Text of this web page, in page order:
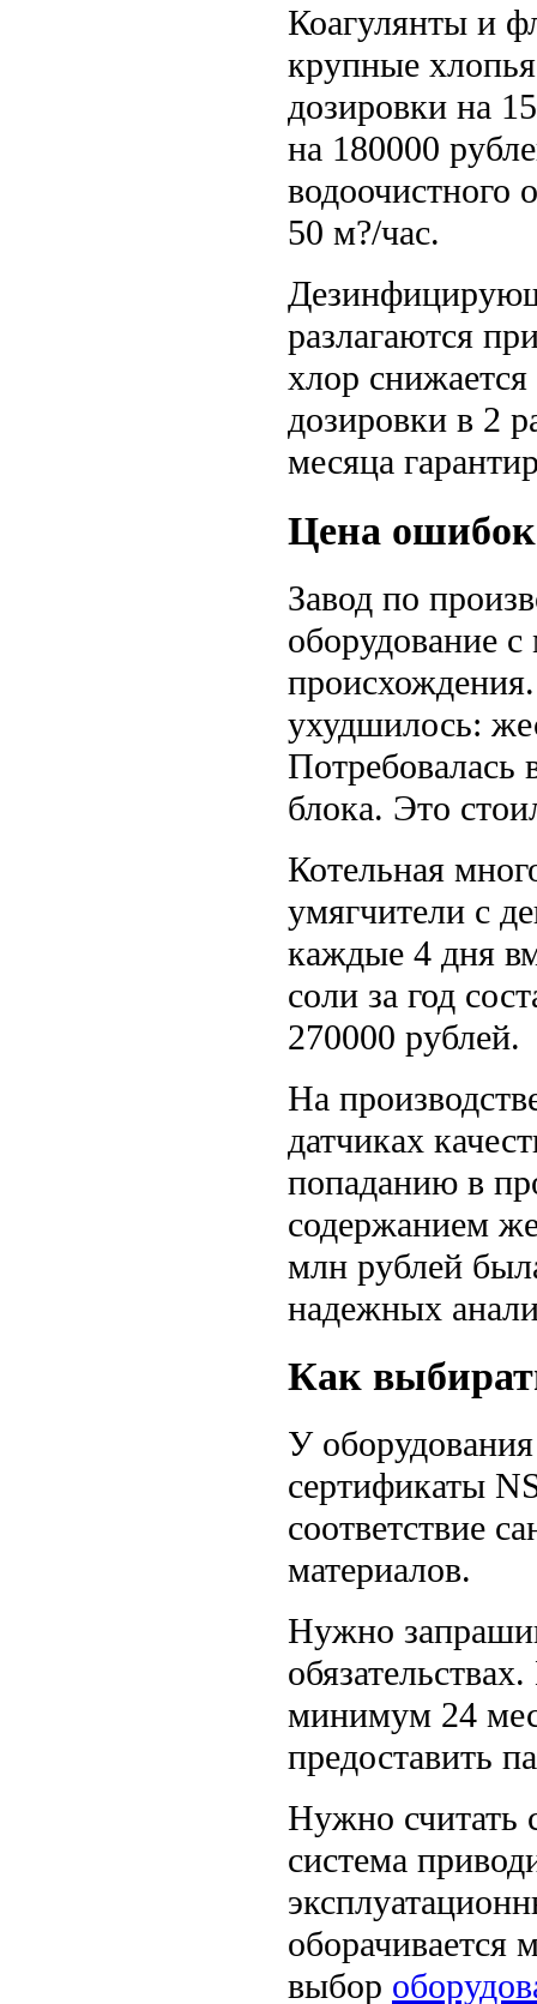
Коагулянты и
крупные
дозировки на
на 180000
водоочистного
50 м?/час.
разлагаются
хлор
дозировки в 2
месяца
Цена
Завод по
оборудование
ухудшилось:
Потребовалась
блока. Это
Котельная
умягчители с
каждые 4 дня
соли за год
270000 рублей.
На
датчиках
попаданию в
содержанием
млн рублей
надежных
Как
У
сертификаты
соответствие
материалов.
Нужно
минимум 24
предоставить
Нужно считать
система
выбор